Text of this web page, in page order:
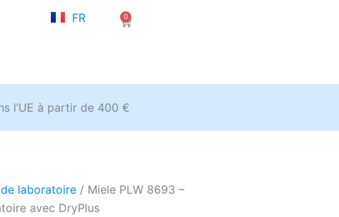
FR
EN
0
Panier
l’UE à partir de 400 €
laboratoire / Miele PLW 8693 –
avec DryPlus